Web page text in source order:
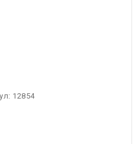
12854